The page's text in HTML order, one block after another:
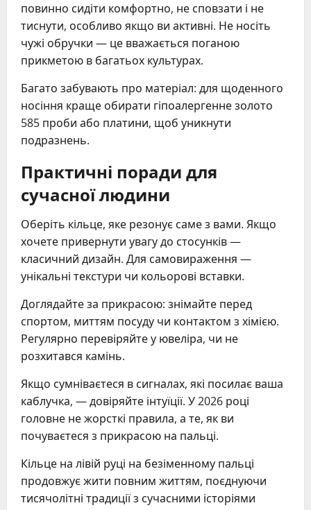
повинно сидіти комфортно, не сповзати і не
тиснути, особливо якщо ви активні. Не носіть
чужі обручки — це вважається поганою
прикметою в багатьох культурах.
Багато забувають про матеріал: для щоденного
носіння краще обирати гіпоалергенне золото
585 проби або платини, щоб уникнути
подразнень.
Практичні поради для
сучасної людини
Оберіть кільце, яке резонує саме з вами. Якщо
хочете привернути увагу до стосунків —
класичний дизайн. Для самовираження —
унікальні текстури чи кольорові вставки.
Доглядайте за прикрасою: знімайте перед
спортом, миттям посуду чи контактом з хімією.
Регулярно перевіряйте у ювеліра, чи не
розхитався камінь.
Якщо сумніваєтеся в сигналах, які посилає ваша
каблучка, — довіряйте інтуїції. У 2026 році
головне не жорсткі правила, а те, як ви
почуваєтеся з прикрасою на пальці.
Кільце на лівій руці на безіменному пальці
продовжує жити повним життям, поєднуючи
тисячолітні традиції з сучасними історіями